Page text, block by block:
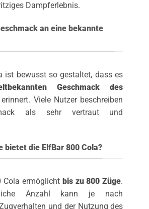
Dampferlebnis.
an eine bekannte
ist bewusst so gestaltet, dass es
Geschmack des
Viele Nutzer beschreiben
als sehr vertraut und
bietet die ElfBar 800 Cola?
Cola ermöglicht bis zu 800 Züge.
Anzahl kann je nach
und der Nutzung des